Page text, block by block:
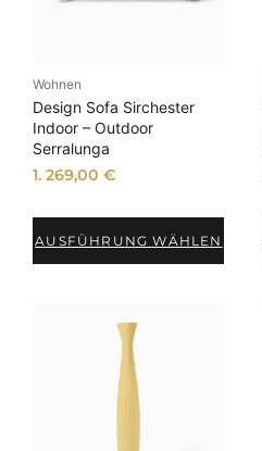
Wohnen
Design Sofa Sirchester
Indoor – Outdoor
Serralunga
1. 269,00€
AUSFÜHRUNG WÄHLEN